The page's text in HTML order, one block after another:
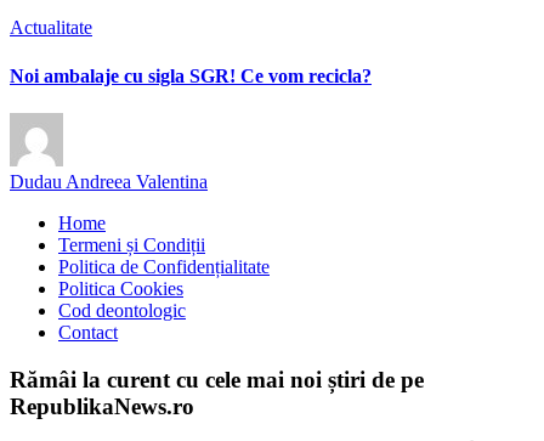
Actualitate
Noi ambalaje cu sigla SGR! Ce vom recicla?
Dudau Andreea Valentina
Home
Termeni și Condiții
Politica de Confidențialitate
Politica Cookies
Cod deontologic
Contact
Rămâi la curent cu cele mai noi știri de pe
RepublikaNews.ro